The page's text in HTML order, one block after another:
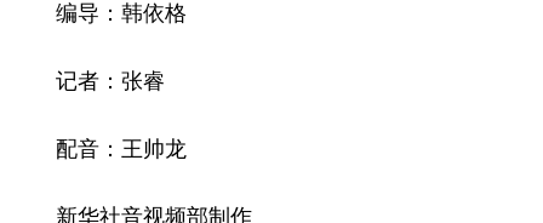
编导：韩依格
记者：张睿
配音：王帅龙
新华社音视频部制作